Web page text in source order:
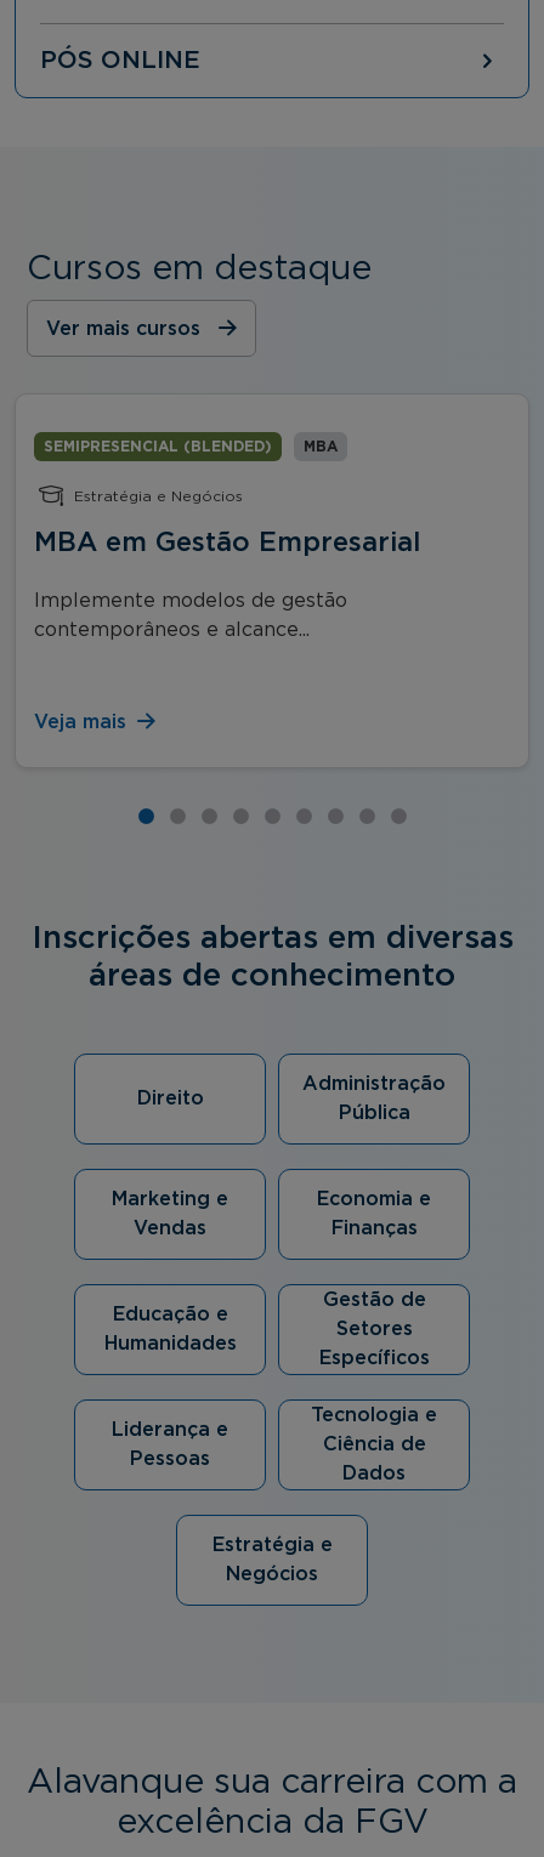
PÓS ONLINE
Cursos em destaque
Ver mais cursos
SEMIPRESENCIAL (BLENDED) MBA
Estratégia e Negócios
MBA em Gestão Empresarial
Implemente modelos de gestão
contemporâneos e alcance...
Veja mais
Inscrições abertas em diversas
áreas de conhecimento
Direito
Administração
Pública
Marketing e
Vendas
Economia e
Finanças
Educação e
Humanidades
Gestão de
Setores
Específicos
Liderança e
Pessoas
Tecnologia e
Ciência de
Dados
Estratégia e
Negócios
Alavanque sua carreira com a
excelência da FGV